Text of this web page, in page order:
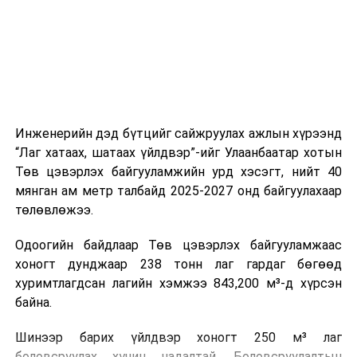
өдөр тутмын ажлын бэлэн байдлыг хангах зэрэг
практик ур чадварыг сургалтын хөтөлбөрт тусгажээ.
Сургалтыг танилцуулах лекц, асуулт-хариулт,
жишээнд суурилсан сургалт, багаар ажиллах дасгал,
танилцах, онцгой нөхцөлд ажиллах дадлага зэрэг
онол, практик хосолсон хэлбэрээр зохион байгуулж
байна.
зохион байгуулах Үндэсний хорооны Ажлын алба,
Инженерийн дэд бүтцийг сайжруулах ажлын хүрээнд
“Лаг хатаах, шатаах үйлдвэр”-ийг Улаанбаатар хотын
Төв цэвэрлэх байгууламжийн урд хэсэгт, нийт 40
мянган ам метр талбайд 2025-2027 онд байгуулахаар
төлөвлөжээ.
Одоогийн байдлаар Төв цэвэрлэх байгууламжаас
хоногт дунджаар 238 тонн лаг гардаг бөгөөд
хуримтлагдсан лагийн хэмжээ 843,200 м³-д хүрсэн
байна.
Шинээр барих үйлдвэр хоногт 250 м³ лаг